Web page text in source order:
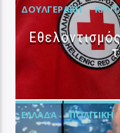
ΔΟΥΛΓΕΡΆΚΗ
ΕΛΛΆΔΑ ΠΟΛΙΤΙΚΉ